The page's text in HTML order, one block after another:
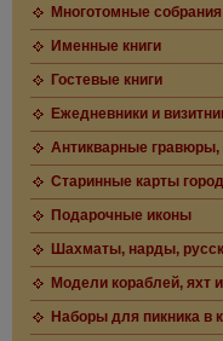
Многотомные
Именные книги
Гостевые книги
Ежедневники и
Антикварные
Старинные карты
Подарочные иконы
Шахматы, нарды,
Модели кораблей, яхт
Наборы для пикника в